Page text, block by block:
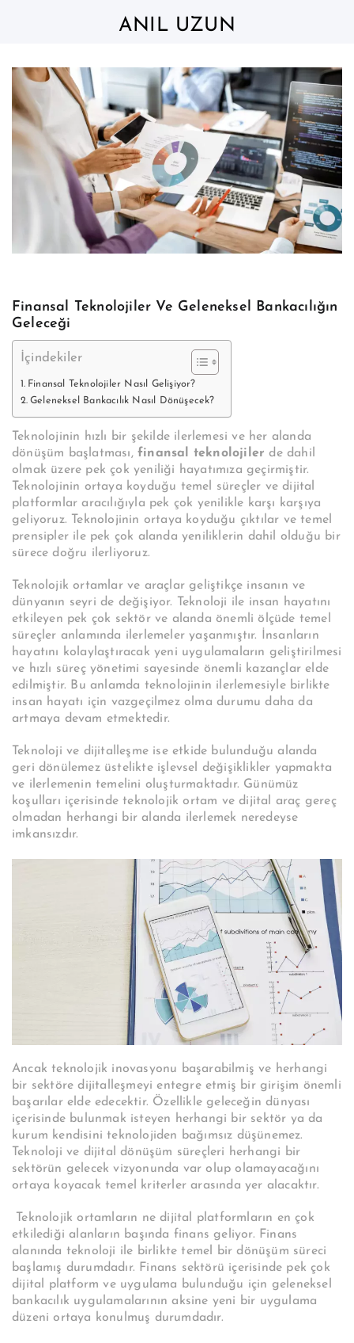
ANIL UZUN
Finansal Teknolojiler Ve Geleneksel Bankacılığın
Geleceği
İçindekiler
Finansal Teknolojiler Nasıl Gelişiyor?
Geleneksel Bankacılık Nasıl Dönüşecek?
Teknolojinin hızlı bir şekilde ilerlemesi ve her alanda
dönüşüm başlatması, finansal teknolojiler de dahil
olmak üzere pek çok yeniliği hayatımıza geçirmiştir.
Teknolojinin ortaya koyduğu temel süreçler ve dijital
platformlar aracılığıyla pek çok yenilikle karşı karşıya
geliyoruz. Teknolojinin ortaya koyduğu çıktılar ve temel
prensipler ile pek çok alanda yeniliklerin dahil olduğu bir
sürece doğru ilerliyoruz.
Teknolojik ortamlar ve araçlar geliştikçe insanın ve
dünyanın seyri de değişiyor. Teknoloji ile insan hayatını
etkileyen pek çok sektör ve alanda önemli ölçüde temel
süreçler anlamında ilerlemeler yaşanmıştır. İnsanların
hayatını kolaylaştıracak yeni uygulamaların geliştirilmesi
ve hızlı süreç yönetimi sayesinde önemli kazançlar elde
edilmiştir. Bu anlamda teknolojinin ilerlemesiyle birlikte
insan hayatı için vazgeçilmez olma durumu daha da
artmaya devam etmektedir.
Teknoloji ve dijitalleşme ise etkide bulunduğu alanda
geri dönülemez üstelikte işlevsel değişiklikler yapmakta
ve ilerlemenin temelini oluşturmaktadır. Günümüz
koşulları içerisinde teknolojik ortam ve dijital araç gereç
olmadan herhangi bir alanda ilerlemek neredeyse
imkansızdır.
Ancak teknolojik inovasyonu başarabilmiş ve herhangi
bir sektöre dijitalleşmeyi entegre etmiş bir girişim önemli
başarılar elde edecektir. Özellikle geleceğin dünyası
içerisinde bulunmak isteyen herhangi bir sektör ya da
kurum kendisini teknolojiden bağımsız düşünemez.
Teknoloji ve dijital dönüşüm süreçleri herhangi bir
sektörün gelecek vizyonunda var olup olamayacağını
ortaya koyacak temel kriterler arasında yer alacaktır.
Teknolojik ortamların ne dijital platformların en çok
etkilediği alanların başında finans geliyor. Finans
alanında teknoloji ile birlikte temel bir dönüşüm süreci
başlamış durumdadır. Finans sektörü içerisinde pek çok
dijital platform ve uygulama bulunduğu için geleneksel
bankacılık uygulamalarının aksine yeni bir uygulama
düzeni ortaya konulmuş durumdadır.